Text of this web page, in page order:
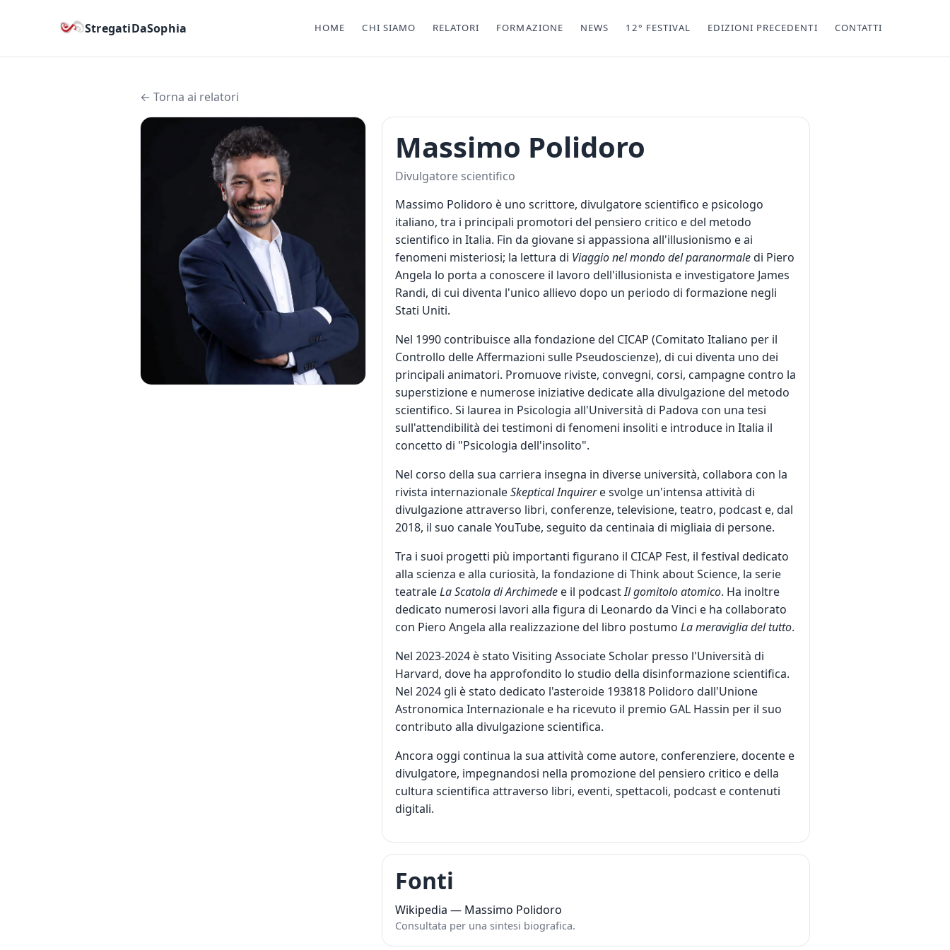
StregatiDaSophia HOME CHI SIAMO RELATORI FORMAZIONE NEWS 12° FESTIVAL EDIZIONI PRECEDENTI CONTATTI
← Torna ai relatori
Massimo Polidoro
Divulgatore scientifico
Massimo Polidoro è uno scrittore, divulgatore scientifico e psicologo
italiano, tra i principali promotori del pensiero critico e del metodo
scientifico in Italia. Fin da giovane si appassiona all'illusionismo e ai
fenomeni misteriosi; la lettura di Viaggio nel mondo del paranormaledi Piero
Angela lo porta a conoscere il lavoro dell'illusionista e investigatore James
Randi, di cui diventa l'unico allievo dopo un periodo di formazione negli
Stati Uniti.
Nel 1990 contribuisce alla fondazione del CICAP (Comitato Italiano per il
Controllo delle Affermazioni sulle Pseudoscienze), di cui diventa uno dei
principali animatori. Promuove riviste, convegni, corsi, campagne contro la
superstizione e numerose iniziative dedicate alla divulgazione del metodo
scientifico. Si laurea in Psicologia all'Università di Padova con una tesi
sull'attendibilità dei testimoni di fenomeni insoliti e introduce in Italia il
concetto di "Psicologia dell'insolito".
Nel corso della sua carriera insegna in diverse università, collabora con la
rivista internazionaleSkeptical Inquirere svolge un'intensa attività di
divulgazione attraverso libri, conferenze, televisione, teatro, podcast e, dal
2018, il suo canale YouTube, seguito da centinaia di migliaia di persone.
Tra i suoi progetti più importanti figurano il CICAP Fest, il festival dedicato
alla scienza e alla curiosità, la fondazione di Think about Science, la serie
teatraleLa Scatola di Archimede e il podcastIl gomitolo atomico. Ha inoltre
dedicato numerosi lavori alla figura di Leonardo da Vinci e ha collaborato
con Piero Angela alla realizzazione del libro postumo La meraviglia del tutto.
Nel 2023-2024 è stato Visiting Associate Scholar presso l'Università di
Harvard, dove ha approfondito lo studio della disinformazione scientifica.
Nel 2024 gli è stato dedicato l'asteroide 193818 Polidoro dall'Unione
Astronomica Internazionale e ha ricevuto il premio GAL Hassin per il suo
contributo alla divulgazione scientifica.
Ancora oggi continua la sua attività come autore, conferenziere, docente e
divulgatore, impegnandosi nella promozione del pensiero critico e della
cultura scientifica attraverso libri, eventi, spettacoli, podcast e contenuti
digitali.
Fonti
Wikipedia — Massimo Polidoro
Consultata per una sintesi biografica.